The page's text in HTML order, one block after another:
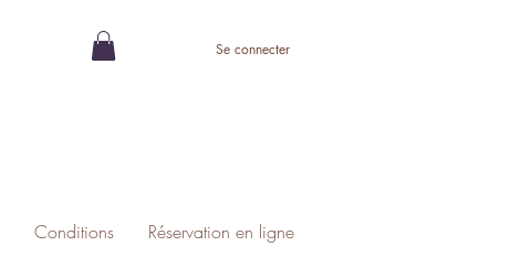
Se connecter
Conditions Réservation en ligne